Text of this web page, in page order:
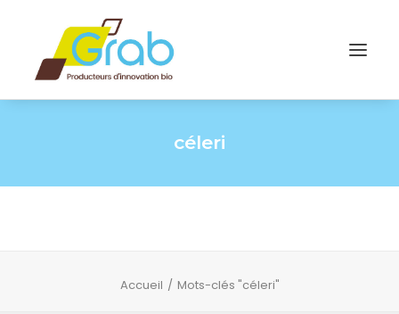
céleri
Accueil Mots-clés "céleri"